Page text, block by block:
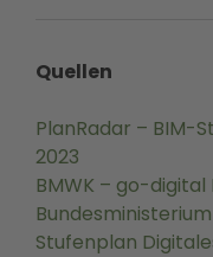
Quellen
PlanRadar – BIM-
2023
BMWK – go-
Stufenplan